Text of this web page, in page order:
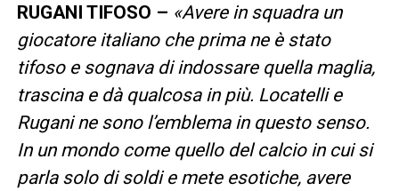
RUGANI TIFOSO – «Avere in squadra un
giocatore italiano che prima ne è stato
tifoso e sognava di indossare quella maglia,
trascina e dà qualcosa in più. Locatelli e
Rugani ne sono l’emblema in questo senso.
In un mondo come quello del calcio in cui si
parla solo di soldi e mete esotiche, avere